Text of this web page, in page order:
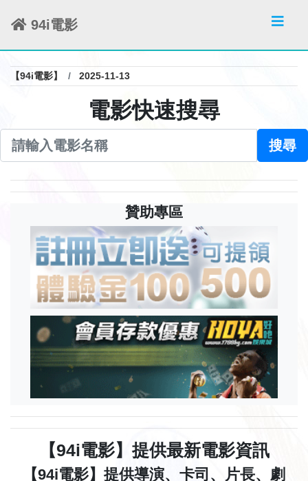
94i電影
【94i電影】 2025-11-13
電影快速搜尋
搜尋
贊助專區
【94i電影】提供最新電影資訊
【94i電影】提供導演、卡司、片長、劇